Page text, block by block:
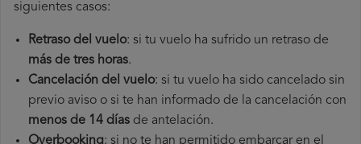
siguientes casos:
Retraso del vuelo: si tu vuelo ha sufrido un retraso de
más de tres horas.
Cancelación del vuelo: si tu vuelo ha sido cancelado sin
previo aviso o si te han informado de la cancelación con
menos de 14 días de antelación.
Overbooking: si no te han permitido embarcar en el